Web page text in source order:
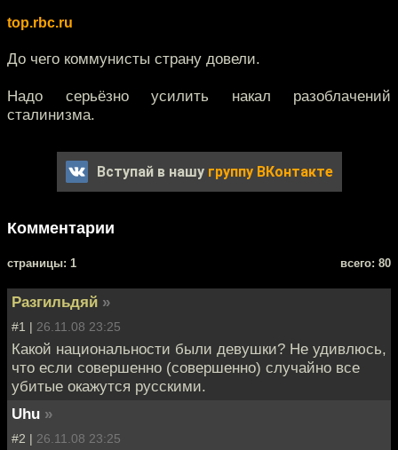
top.rbc.ru
До чего коммунисты страну довели.
Надо серьёзно усилить накал разоблачений
сталинизма.
Вступай в нашу группу ВКонтакте
Комментарии
cтраницы: 1 всего: 80
Разгильдяй »
#1 | 26.11.08 23:25
Какой национальности были девушки? Не удивлюсь,
что если совершенно (совершенно) случайно все
убитые окажутся русскими.
Uhu »
#2 | 26.11.08 23:25